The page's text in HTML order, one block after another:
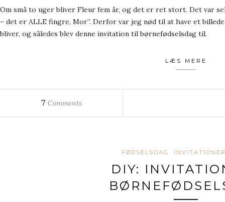
Om små to uger bliver Fleur fem år, og det er ret stort. Det var
– det er ALLE fingre, Mor”. Derfor var jeg nød til at have et
bliver, og således blev denne invitation til børnefødselsdag til.
LÆS MERE
7 Comments
FØDSELSDAG
DIY: